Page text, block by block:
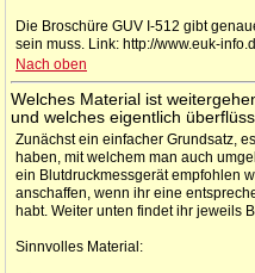
Die Broschüre GUV I-512 gibt
sein muss. Link: http://www.euk-
Nach oben
Welches Material ist
und welches eigentlich
Zunächst ein einfacher Grundsatz,
haben, mit welchem man auch
ein Blutdruckmessgerät empfohlen
anschaffen, wenn ihr eine
habt. Weiter unten findet ihr jeweils
Sinnvolles Material: